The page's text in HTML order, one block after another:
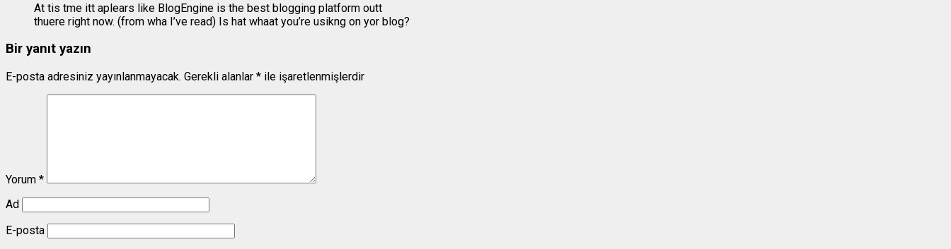
At tis tme itt aplears like BlogEngine is the best blogging platform outt
thuere right now. (from wha I’ve read) Is hat whaat you’re usikng on yor blog?
Bir yanıt yazın
E-posta adresiniz yayınlanmayacak. Gerekli alanlar * ile işaretlenmişlerdir
Yorum *
Ad
E-posta